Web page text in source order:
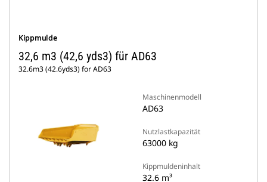
Kippmulde
32,6 m3 (42,6 yds3) für AD63
32.6m3 (42.6yds3) for AD63
Maschinenmodell
AD63
Nutzlastkapazität
63000 kg
Kippmuldeninhalt
32.6 m³